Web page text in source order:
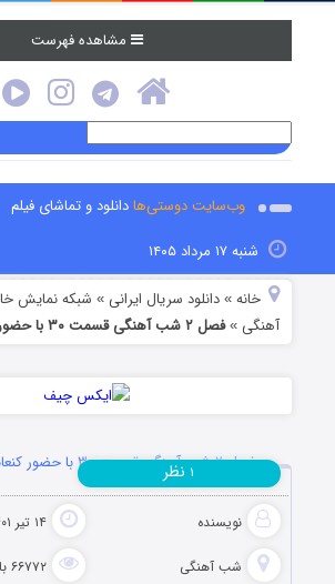
مشاهده فهرست
وب‌سایت دوستی‌هادانلود و تماشای فیلم
شنبه ۱۷ مرداد ۱۴۰۵
خانه »دانلود سریال ایرانی » شبکه نمایش
آهنگی »فصل ۲ شب آهنگی قسمت ۳۰ با حضور کنعانی زادگان
فصل ۲ شب آهنگی قسمت ۳۰ با حضور کنعانی زادگان
نویسنده ۱۴ تیر ۱۴۰۱
شب آهنگی ۶۶۷۷۲ بازدید
۱ نظر